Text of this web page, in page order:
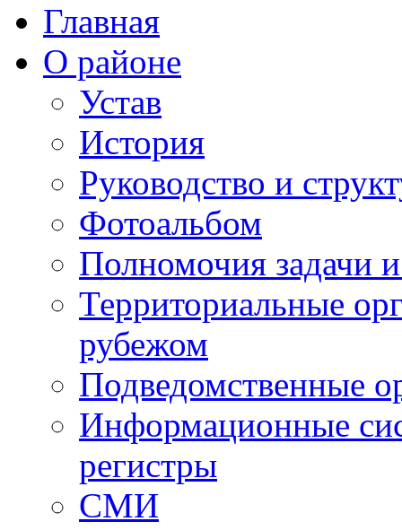
Главная
О районе
Устав
История
Руководство и
Фотоальбом
Полномочия задачи
Территориальные
рубежом
Подведомственные
Информационные
регистры
СМИ